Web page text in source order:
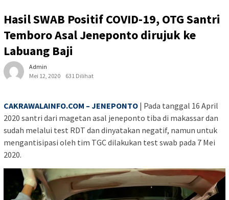
Hasil SWAB Positif COVID-19, OTG Santri
Temboro Asal Jeneponto dirujuk ke
Labuang Baji
Admin
Mei 12, 2020
631 Dilihat
CAKRAWALAINFO.COM – JENEPONTO | Pada tanggal 16 April
2020 santri dari magetan asal jeneponto tiba di makassar dan
sudah melalui test RDT dan dinyatakan negatif, namun untuk
mengantisipasi oleh tim TGC dilakukan test swab pada 7 Mei
2020.